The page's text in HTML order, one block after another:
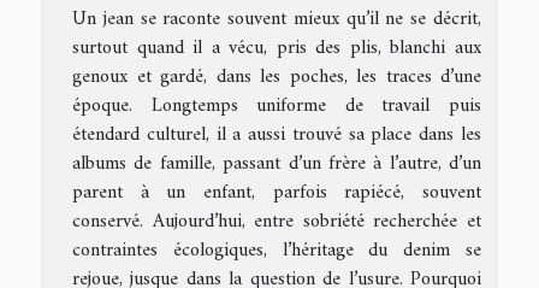
Un jean se raconte souvent mieux qu’il ne se décrit,
surtout quand il a vécu, pris des plis, blanchi aux
genoux et gardé, dans les poches, les traces d’une
époque. Longtemps uniforme de travail puis
étendard culturel, il a aussi trouvé sa place dans les
albums de famille, passant d’un frère à l’autre, d’un
parent à un enfant, parfois rapiécé, souvent
conservé. Aujourd’hui, entre sobriété recherchée et
contraintes écologiques, l’héritage du denim se
rejoue, jusque dans la question de l’usure. Pourquoi